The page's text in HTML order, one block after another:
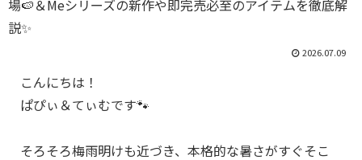
2026.07.09
こんにちは！
ぱぴぃ＆てぃむです🐾
そろそろ梅雨明けも近づき、本格的な暑さがすぐそこ